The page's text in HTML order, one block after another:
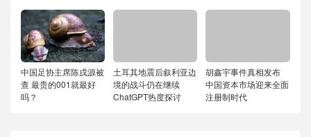
中国足协主席陈戌源被
查 最贵的001就最好
吗？
土耳其地震后叙利亚边
境的战斗仍在继续
ChatGPT热度探讨
胡鑫宇事件真相发布
中国资本市场迎来全面
注册制时代